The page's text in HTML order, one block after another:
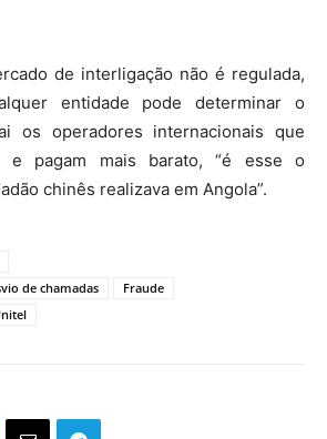
de interligação não é regulada,
entidade pode determinar o
os operadores internacionais que
e pagam mais barato, “é esse o
chinês realizava em Angola”.
de chamadas
Fraude